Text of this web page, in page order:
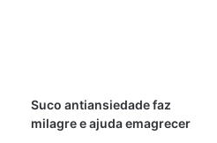
Suco antiansiedade faz
milagre e ajuda emagrecer